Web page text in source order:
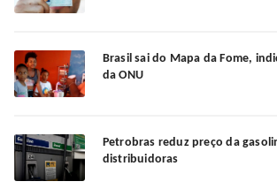
Brasil sai do Mapa da Fome,
da ONU
Petrobras reduz preço da
distribuidoras